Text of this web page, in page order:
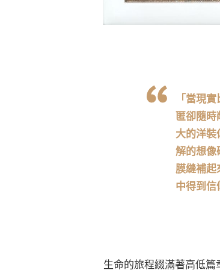
「當現
匿卻隨時
大的洋裝
解的想像
膜縫補起
中得到
生命的旅程綴滿著高低